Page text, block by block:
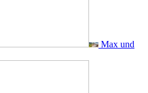
Max und